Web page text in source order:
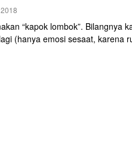
“kapok lombok”. Bilangnya
(hanya emosi sesaat, karena